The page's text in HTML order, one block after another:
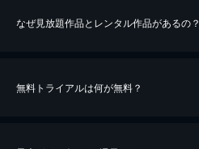
なぜ見放題作品とレンタル作品があるの？
無料トライアルは何が無料？